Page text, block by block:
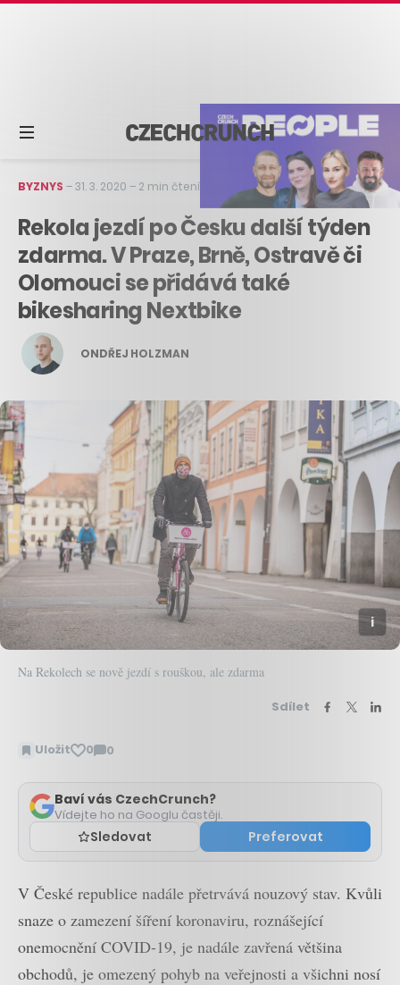
BYZNYS –31. 3. 2020 – 2 min čtení
Rekola jezdí po Česku další týden
zdarma. V Praze, Brně, Ostravě či
Olomouci se přidává také
bikesharing Nextbike
ONDŘEJ HOLZMAN
Na Rekolech se nově jezdí s rouškou, ale zdarma
Sdílet
Uložit 0 0
Zobrazit
Baví vás CzechCrunch?
Vídejte ho na Googlu častěji.
Sledovat Preferovat
V České republice nadále přetrvává nouzový stav. Kvůli
snaze o zamezení šíření koronaviru, roznášející
onemocnění COVID-19, je nadále zavřená většina
obchodů, je omezený pohyb na veřejnosti a všichni nosí